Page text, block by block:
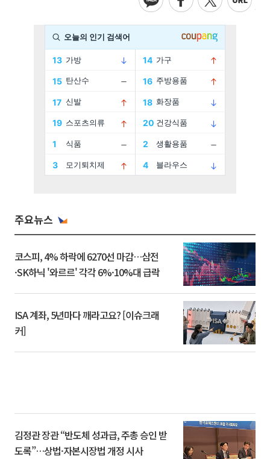
주요뉴스
코스피, 4% 하락에 6270선 마감…삼전
·SK하닉 '와르르' 각각 6%·10%대 급락
ISA 계좌, 5년마다 깨라고요? [이슈크래
커]
김정관 장관 “반도체 성과급, 주총 승인 받
도록”…상법·자본시장법 개정 시사